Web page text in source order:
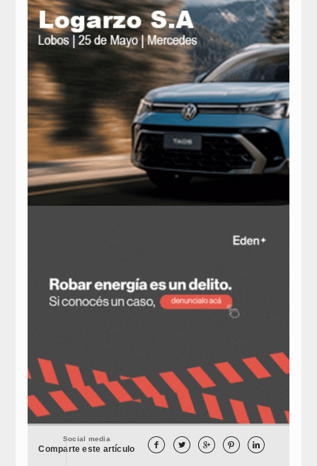
Social media
Comparte este artículo     